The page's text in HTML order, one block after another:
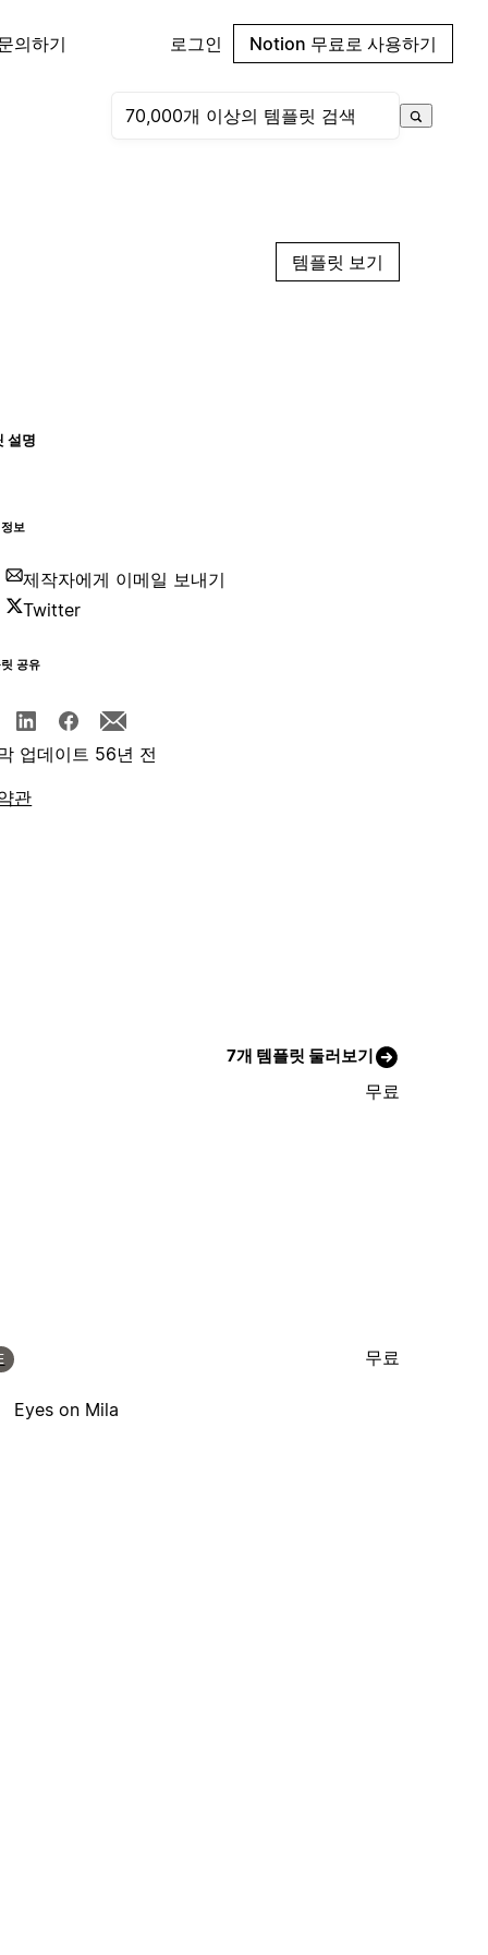
의하기 로그인 Notion 무료로 사용하기
템플릿 보기
설명
보
제작자에게 이메일 보내기
Twitter
공유
업데이트 56년 전
관
7개 템플릿 둘러보기
무료
Eyes on Mila
무료